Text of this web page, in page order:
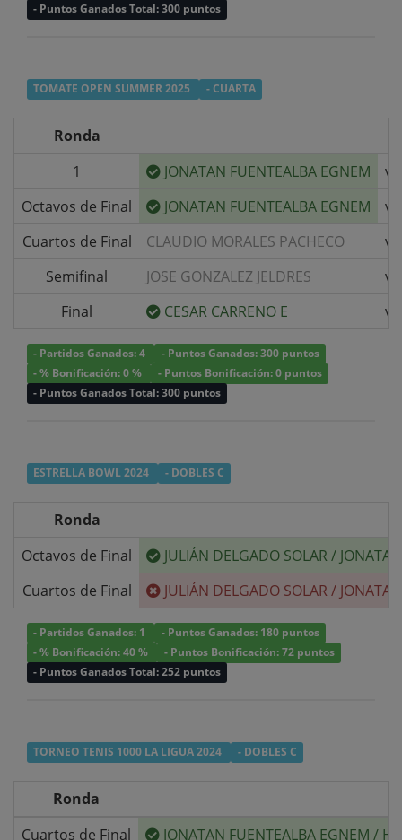
- Puntos Ganados Total: 300 puntos
TOMATE OPEN SUMMER 2025 - CUARTA
Ronda
1
JONATAN FUENTEALBA EGNEM
v/
Octavos de Final
JONATAN FUENTEALBA EGNEM
v/
Cuartos de Final
CLAUDIO MORALES PACHECO
v/
Semifinal
JOSE GONZALEZ JELDRES
v/
Final
CESAR CARRENO E v/
- Partidos Ganados: 4
- Puntos Ganados: 300 puntos
- % Bonificación: 0 %
- Puntos Bonificación: 0 puntos
- Puntos Ganados Total: 300 puntos
ESTRELLA BOWL 2024 - DOBLES C
Ronda
Octavos de Final
JULIÁN DELGADO SOLAR/
Cuartos de Final
JULIÁN DELGADO SOLAR/
- Partidos Ganados: 1
- Puntos Ganados: 180 puntos
- % Bonificación: 40 %
- Puntos Bonificación: 72 puntos
- Puntos Ganados Total: 252 puntos
TORNEO TENIS 1000 LA LIGUA 2024 - DOBLES C
Ronda
Cuartos de Final
JONATAN FUENTEALBA EGNEM /